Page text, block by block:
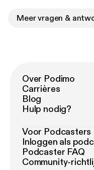
Meer vragen &
Over Podimo
Carrières
Blog
Hulp nodig?
Voor Podcasters
Inloggen als
Podcaster FAQ
Community-